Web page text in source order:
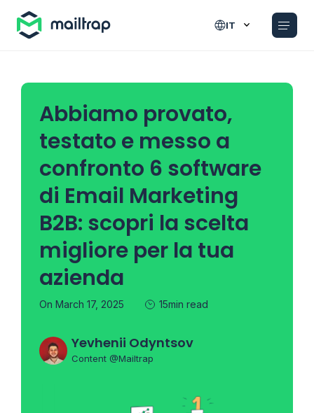
IT
Abbiamo provato,
testato e messo a
confronto 6 software
di Email Marketing
B2B: scopri la scelta
migliore per la tua
azienda
On March 17, 2025 15min read
Yevhenii Odyntsov
Content @Mailtrap